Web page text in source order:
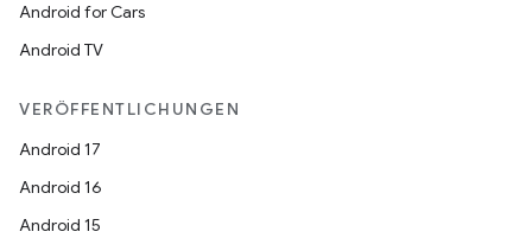
Android for Cars
Android TV
VERÖFFENTLICHUNGEN
Android 17
Android 16
Android 15